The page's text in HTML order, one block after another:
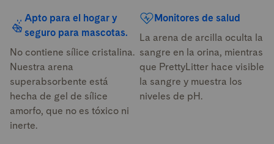
Apto para el hogar y
seguro para mascotas.
No contiene sílice cristalina.
Nuestra arena
superabsorbente está
hecha de gel de sílice
amorfo, que no es tóxico ni
inerte.
Monitores de salud
La arena de arcilla oculta la
sangre en la orina, mientras
que PrettyLitter hace visible
la sangre y muestra los
niveles de pH.